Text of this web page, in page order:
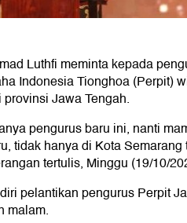
Luthfi meminta kepada
Indonesia Tionghoa (Perpit)
Jawa Tengah.
pengurus baru ini, nanti
tidak hanya di Kota
tertulis, Minggu (19/10/
pelantikan pengurus Perpit
malam.